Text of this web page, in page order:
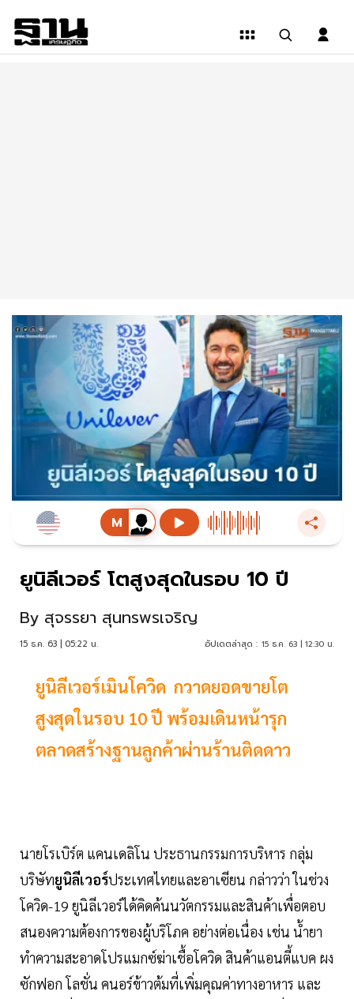
ยูนิลีเวอร์ โตสูงสุดในรอบ 10 ปี
By สุจรรยา สุนทรพรเจริญ
15 ธ.ค. 63 | 05:22 น. อัปเดตล่าสุด : 15 ธ.ค. 63 | 12:30 น.
ยูนิลีเวอร์เมินโควิด กวาดยอดขายโต
สูงสุดในรอบ 10 ปี พร้อมเดินหน้ารุก
ตลาดสร้างฐานลูกค้าผ่านร้านติดดาว
นายโรเบิร์ต แคนเดลิโน ประธานกรรมการบริหาร กลุ่ม
บริษัทยูนิลีเวอร์ประเทศไทยและอาเซียน กล่าวว่า ในช่วง
โควิด-19 ยูนิลีเวอร์ได้คิดค้นนวัตกรรมและสินค้าเพื่อตอบ
สนองความต้องการของผู้บริโภค อย่างต่อเนื่อง เช่น น้ำยา
ทำความสะอาดโปรแมกซ์ฆ่าเชื้อโควิด สินค้าแอนตี้แบค ผง
ซักฟอก โลชั่น คนอร์ข้าวต้มที่เพิ่มคุณค่าทางอาหาร และ